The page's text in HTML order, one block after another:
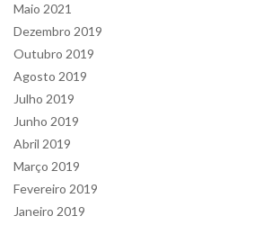
Maio 2021
Dezembro 2019
Outubro 2019
Agosto 2019
Julho 2019
Junho 2019
Abril 2019
Março 2019
Fevereiro 2019
Janeiro 2019